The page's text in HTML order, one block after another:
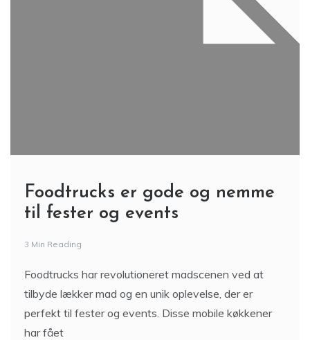
Foodtrucks er gode og nemme
til fester og events
3 Min Reading
Foodtrucks har revolutioneret madscenen ved at
tilbyde lækker mad og en unik oplevelse, der er
perfekt til fester og events. Disse mobile køkkener
har fået